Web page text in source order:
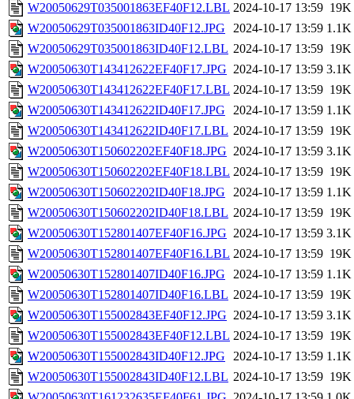
W20050629T035001863EF40F12.LBL 2024-10-17 13:59 19K
W20050629T035001863ID40F12.JPG
2024-10-17 13:59 1.1K
W20050629T035001863ID40F12.LBL 2024-10-17 13:59 19K
W20050630T143412622EF40F17.JPG 2024-10-17 13:59 3.1K
W20050630T143412622EF40F17.LBL 2024-10-17 13:59 19K
W20050630T143412622ID40F17.JPG
2024-10-17 13:59 1.1K
W20050630T143412622ID40F17.LBL 2024-10-17 13:59 19K
W20050630T150602202EF40F18.JPG 2024-10-17 13:59 3.1K
W20050630T150602202EF40F18.LBL 2024-10-17 13:59 19K
W20050630T150602202ID40F18.JPG
2024-10-17 13:59 1.1K
W20050630T150602202ID40F18.LBL 2024-10-17 13:59 19K
W20050630T152801407EF40F16.JPG 2024-10-17 13:59 3.1K
W20050630T152801407EF40F16.LBL 2024-10-17 13:59 19K
W20050630T152801407ID40F16.JPG
2024-10-17 13:59 1.1K
W20050630T152801407ID40F16.LBL 2024-10-17 13:59 19K
W20050630T155002843EF40F12.JPG 2024-10-17 13:59 3.1K
W20050630T155002843EF40F12.LBL 2024-10-17 13:59 19K
W20050630T155002843ID40F12.JPG
2024-10-17 13:59 1.1K
W20050630T155002843ID40F12.LBL 2024-10-17 13:59 19K